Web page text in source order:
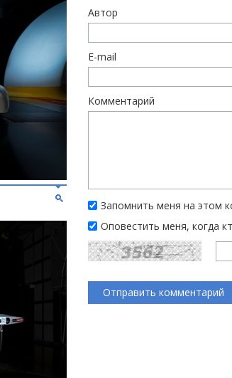
Автор
E-mail
Комментарий
Запомнить меня на этом
Оповестить меня, когда